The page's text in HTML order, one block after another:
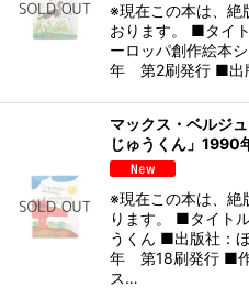
※現在この本は、絶
おります。 ■タイ
ーロッパ創作絵本
年 第2刷発行 ■出
マックス・ベルジ
じゅうくん」1990
※現在この本は、絶
ります。 ■タイト
うくん ■出版社：
年 第18刷発行 ■作
ス…